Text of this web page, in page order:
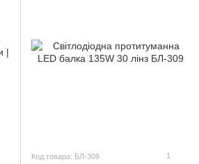
Код товара: БЛ-309 1